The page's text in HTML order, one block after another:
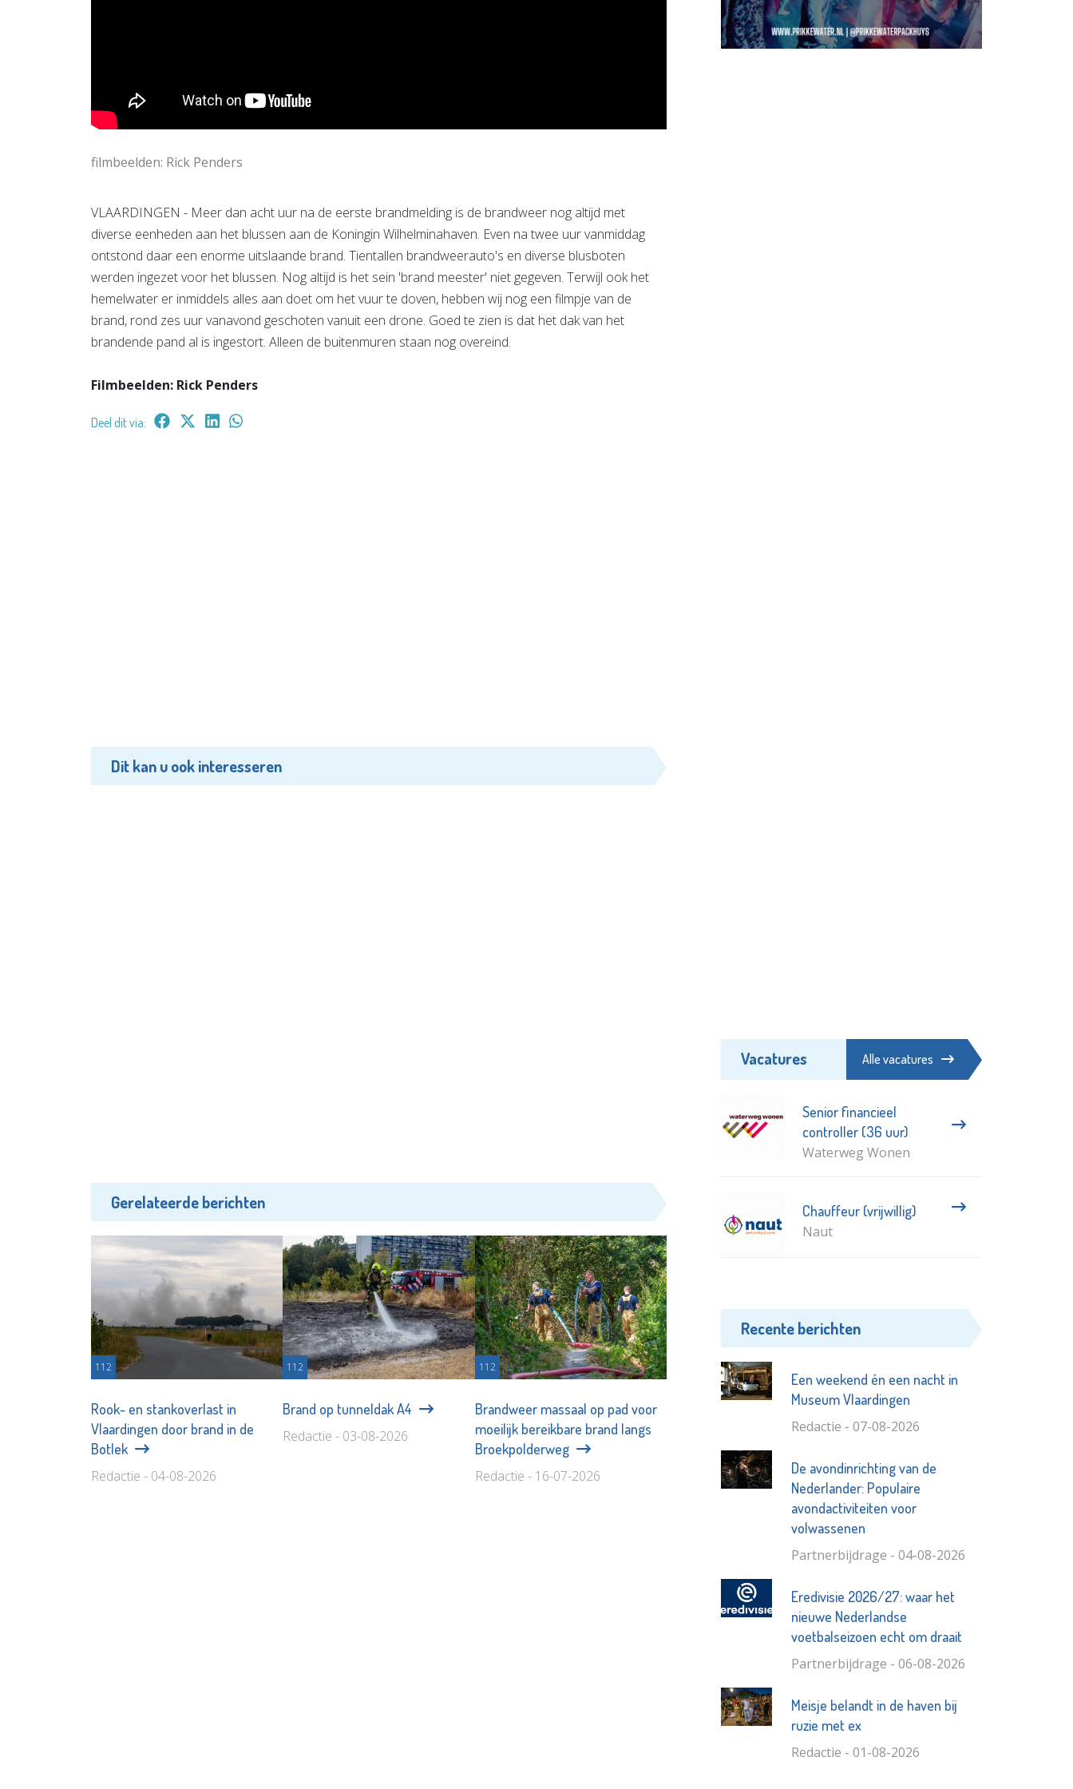
filmbeelden: Rick Penders
VLAARDINGEN - Meer dan acht uur na de eerste brandmelding is de brandweer nog altijd met
diverse eenheden aan het blussen aan de Koningin Wilhelminahaven. Even na twee uur vanmiddag
ontstond daar een enorme uitslaande brand. Tientallen brandweerauto's en diverse blusboten
werden ingezet voor het blussen. Nog altijd is het sein 'brand meester' niet gegeven. Terwijl ook het
hemelwater er inmiddels alles aan doet om het vuur te doven, hebben wij nog een filmpje van de
brand, rond zes uur vanavond geschoten vanuit een drone. Goed te zien is dat het dak van het
brandende pand al is ingestort. Alleen de buitenmuren staan nog overeind.
Filmbeelden: Rick Penders
Deel dit via:
Dit kan u ook interesseren
Gerelateerde berichten
112
Rook- en stankoverlast in
Vlaardingen door brand in de
Botlek
Redactie - 04-08-2026
112
Brand op tunneldak A4
Redactie - 03-08-2026
112
Brandweer massaal op pad voor
moeilijk bereikbare brand langs
Broekpolderweg
Redactie - 16-07-2026
Vacatures Alle vacatures
Senior financieel
controller (36 uur)
Waterweg Wonen
Chauffeur (vrijwillig)
Naut
Recente berichten
Een weekend én een nacht in
Museum Vlaardingen
Redactie - 07-08-2026
De avondinrichting van de
Nederlander: Populaire
avondactiviteiten voor
volwassenen
Partnerbijdrage - 04-08-2026
Eredivisie 2026/27: waar het
nieuwe Nederlandse
voetbalseizoen echt om draait
Partnerbijdrage - 06-08-2026
Meisje belandt in de haven bij
ruzie met ex
Redactie - 01-08-2026